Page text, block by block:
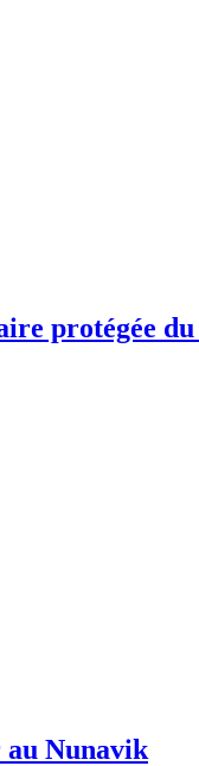
protégée du
au Nunavik